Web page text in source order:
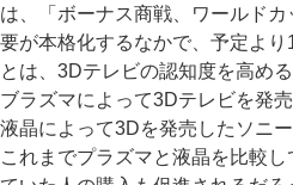
は、「ボーナス商戦、ワールドカ
要が本格化するなかで、予定よ
とは、3Dテレビの認知度を高め
ブラズマによって3Dテレビを発
液晶によって3Dを発売したソニ
これまでプラズマと液晶を比較